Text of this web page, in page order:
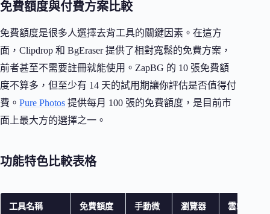
免費額度與付費方案比較
免費額度是很多人選擇去背工具的關鍵因素。在這方
面，Clipdrop 和 BgEraser 提供了相對寬鬆的免費方案，
前者甚至不需要註冊就能使用。ZapBG 的 10 張免費額
度不算多，但至少有 14 天的試用期讓你評估是否值得付
費。 Pure Photos 提供每月 100 張的免費額度，是目前市
面上最大方的選擇之一。
功能特色比較表格
工具名稱 免費額度
手動微
瀏覽器
雲端匯出